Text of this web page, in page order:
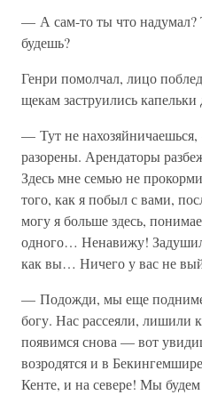
— А сам-то ты что надумал?
будешь?
Генри помолчал, лицо
щекам заструились капельки
— Тут не
разорены. Арендаторы
Здесь мне семью не
того, как я побыл с вами,
могу я больше здесь,
одного… Ненавижу!
как вы… Ничего у вас не
— Подожди, мы еще
богу. Нас рассеяли, лишили
появимся снова — вот
возродятся и в
Кенте, и на севере! Мы будем